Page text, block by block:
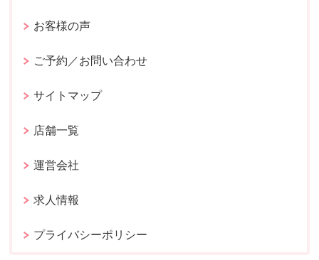
お客様の声
ご予約／お問い合わせ
サイトマップ
店舗一覧
運営会社
求人情報
プライバシーポリシー